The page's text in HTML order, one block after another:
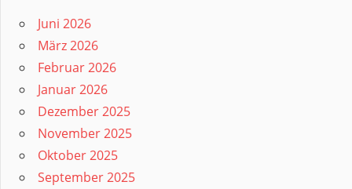
Juni 2026
März 2026
Februar 2026
Januar 2026
Dezember 2025
November 2025
Oktober 2025
September 2025